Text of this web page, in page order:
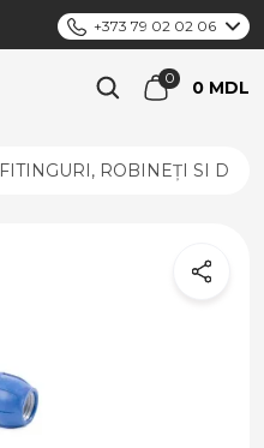
+373 79 02 02 06
0 MDL
ROBINEȚI SI